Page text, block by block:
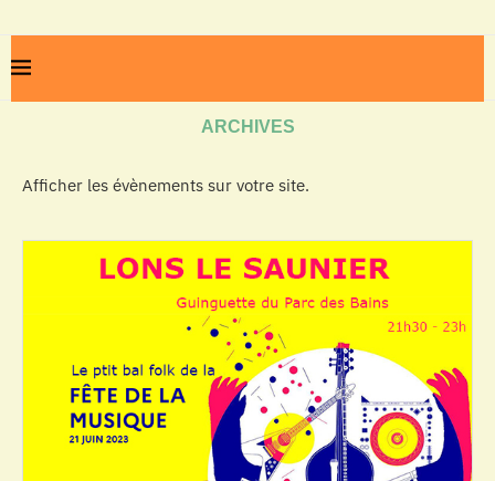
ARCHIVES
Afficher les évènements sur votre site.